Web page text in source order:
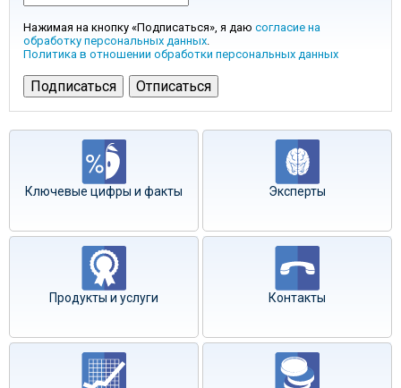
Нажимая на кнопку «Подписаться», я даю согласие на
обработку персональных данных.
Политика в отношении обработки персональных данных
Ключевые цифры и факты Эксперты
Продукты и услуги Контакты